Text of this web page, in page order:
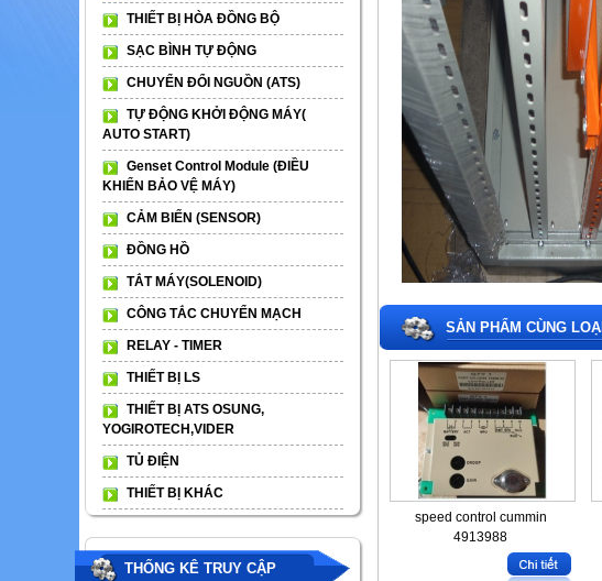
THIẾT BỊ HÒA ĐỒNG BỘ
SẠC BÌNH TỰ ĐỘNG
CHUYỂN ĐỔI NGUỒN (ATS)
TỰ ĐỘNG KHỞI ĐỘNG MÁY(
AUTO START)
Genset Control Module (ĐIỀU
KHIỂN BẢO VỆ MÁY)
CẢM BIẾN (SENSOR)
ĐỒNG HỒ
TẮT MÁY(SOLENOID)
CÔNG TẮC CHUYỂN MẠCH
RELAY - TIMER
THIẾT BỊ LS
THIẾT BỊ ATS OSUNG,
YOGIROTECH,VIDER
TỦ ĐIỆN
THIẾT BỊ KHÁC
THỐNG KÊ TRUY CẬP
SẢN PHẨM CÙNG LOẠI
speed control cummin
4913988